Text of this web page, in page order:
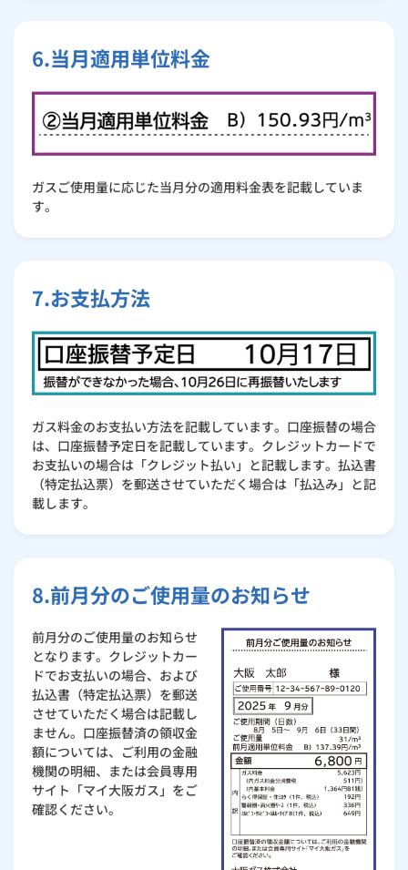
6.当月適用単位料金
ガスご使用量に応じた当月分の適用料金表を記載していま
す。
7.お支払方法
ガス料金のお支払い方法を記載しています。口座振替の場合
は、口座振替予定日を記載しています。クレジットカードで
お支払いの場合は「クレジット払い」と記載します。払込書
（特定払込票）を郵送させていただく場合は「払込み」と記
載します。
8.前月分のご使用量のお知らせ
前月分のご使用量のお知らせ
となります。クレジットカー
ドでお支払いの場合、および
払込書（特定払込票）を郵送
させていただく場合は記載し
ません。口座振替済の領収金
額については、ご利用の金融
機関の明細、または会員専用
サイト「マイ大阪ガス」をご
確認ください。